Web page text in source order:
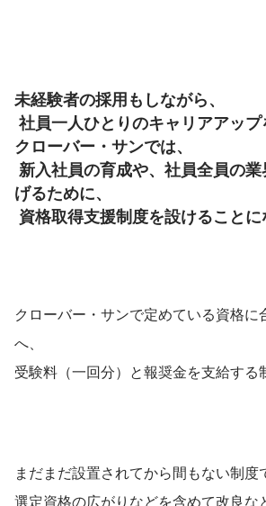
未経験者の採用もしながら、
クローバー・サンでは、
げるために、
資格取得支援制度を設けることに
クローバー・サンで定めている資格に
へ、
受験料（一回分）と報奨金を支給する
まだまだ設置されてから間もない制度
選定資格の広がりなどを含めて改良な